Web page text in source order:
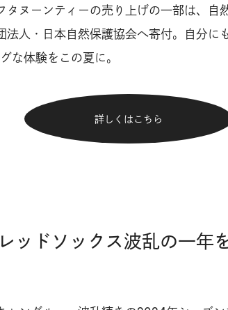
タヌーンティーの売り上げの一部は、自
法人・日本自然保護協会へ寄付。自分に
な体験をこの夏に。
詳しくはこちら
ッドソックス波乱の一年